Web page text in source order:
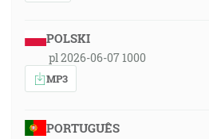
POLSKI
pl 2026-06-07 1000
MP3
PORTUGUÊS